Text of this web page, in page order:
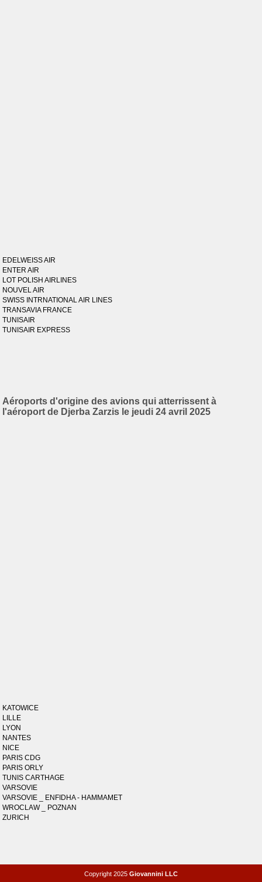
EDELWEISS AIR
ENTER AIR
LOT POLISH AIRLINES
NOUVEL AIR
SWISS INTRNATIONAL AIR LINES
TRANSAVIA FRANCE
TUNISAIR
TUNISAIR EXPRESS
Aéroports d'origine des avions qui atterrissent à
l'aéroport de Djerba Zarzis le jeudi 24 avril 2025
KATOWICE
LILLE
LYON
NANTES
NICE
PARIS CDG
PARIS ORLY
TUNIS CARTHAGE
VARSOVIE
VARSOVIE _ ENFIDHA - HAMMAMET
WROCLAW _ POZNAN
ZURICH
Copyright 2025 Giovannini LLC